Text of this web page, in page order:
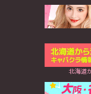
北海道